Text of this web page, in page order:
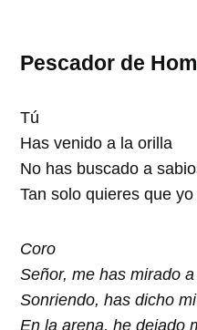
Pescador de
Tú
Has venido a la orilla
No has buscado a
Tan solo quieres que
Coro
Señor, me has mirado
Sonriendo, has dicho
En la arena, he dejado